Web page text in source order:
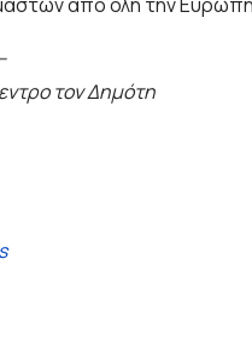
τον Δημότη